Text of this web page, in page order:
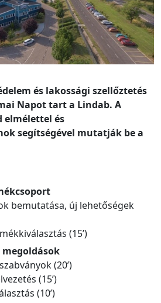
és lakossági szellőztetés
Napot tart a Lindab. A
elmélettel és
segítségével mutatják be a
bemutatása, új lehetőségek
(15’)
megoldások
(20’)
(15’)
(10’)